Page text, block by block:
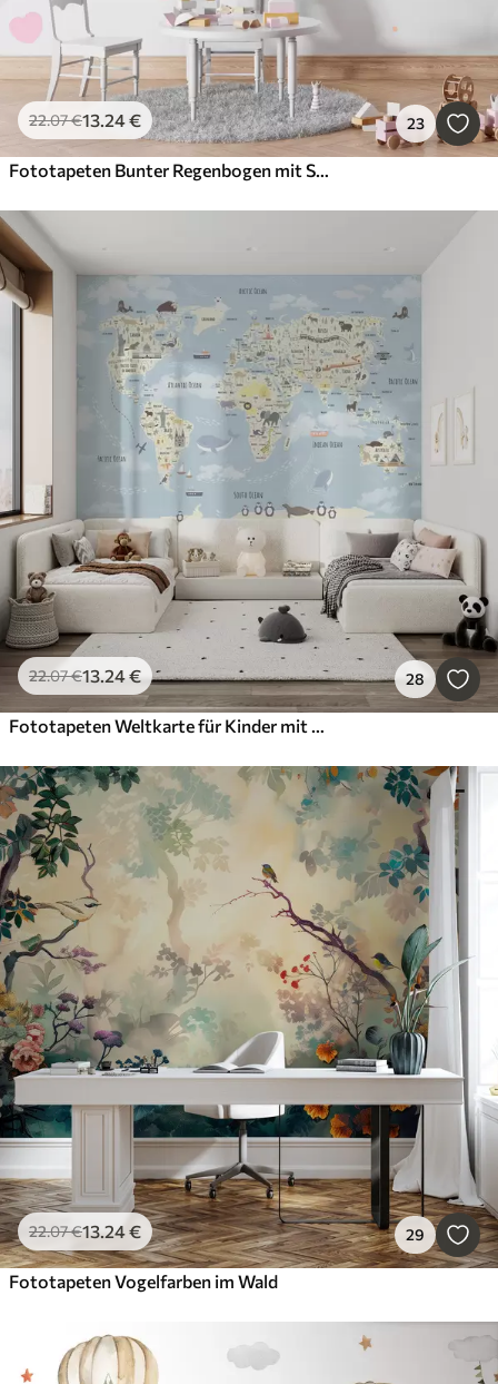
22.07€13.24€ 23
Fototapeten Bunter Regenbogen mit Sternen und Herzen im skandinavischen Stil
22.07€13.24€ 28
Fototapeten Weltkarte für Kinder mit Tieren und Wahrzeichen
22.07€13.24€ 29
Fototapeten Vogelfarben im Wald